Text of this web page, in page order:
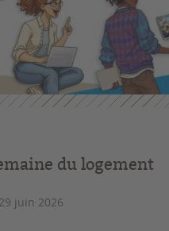
du logement
juin 2026